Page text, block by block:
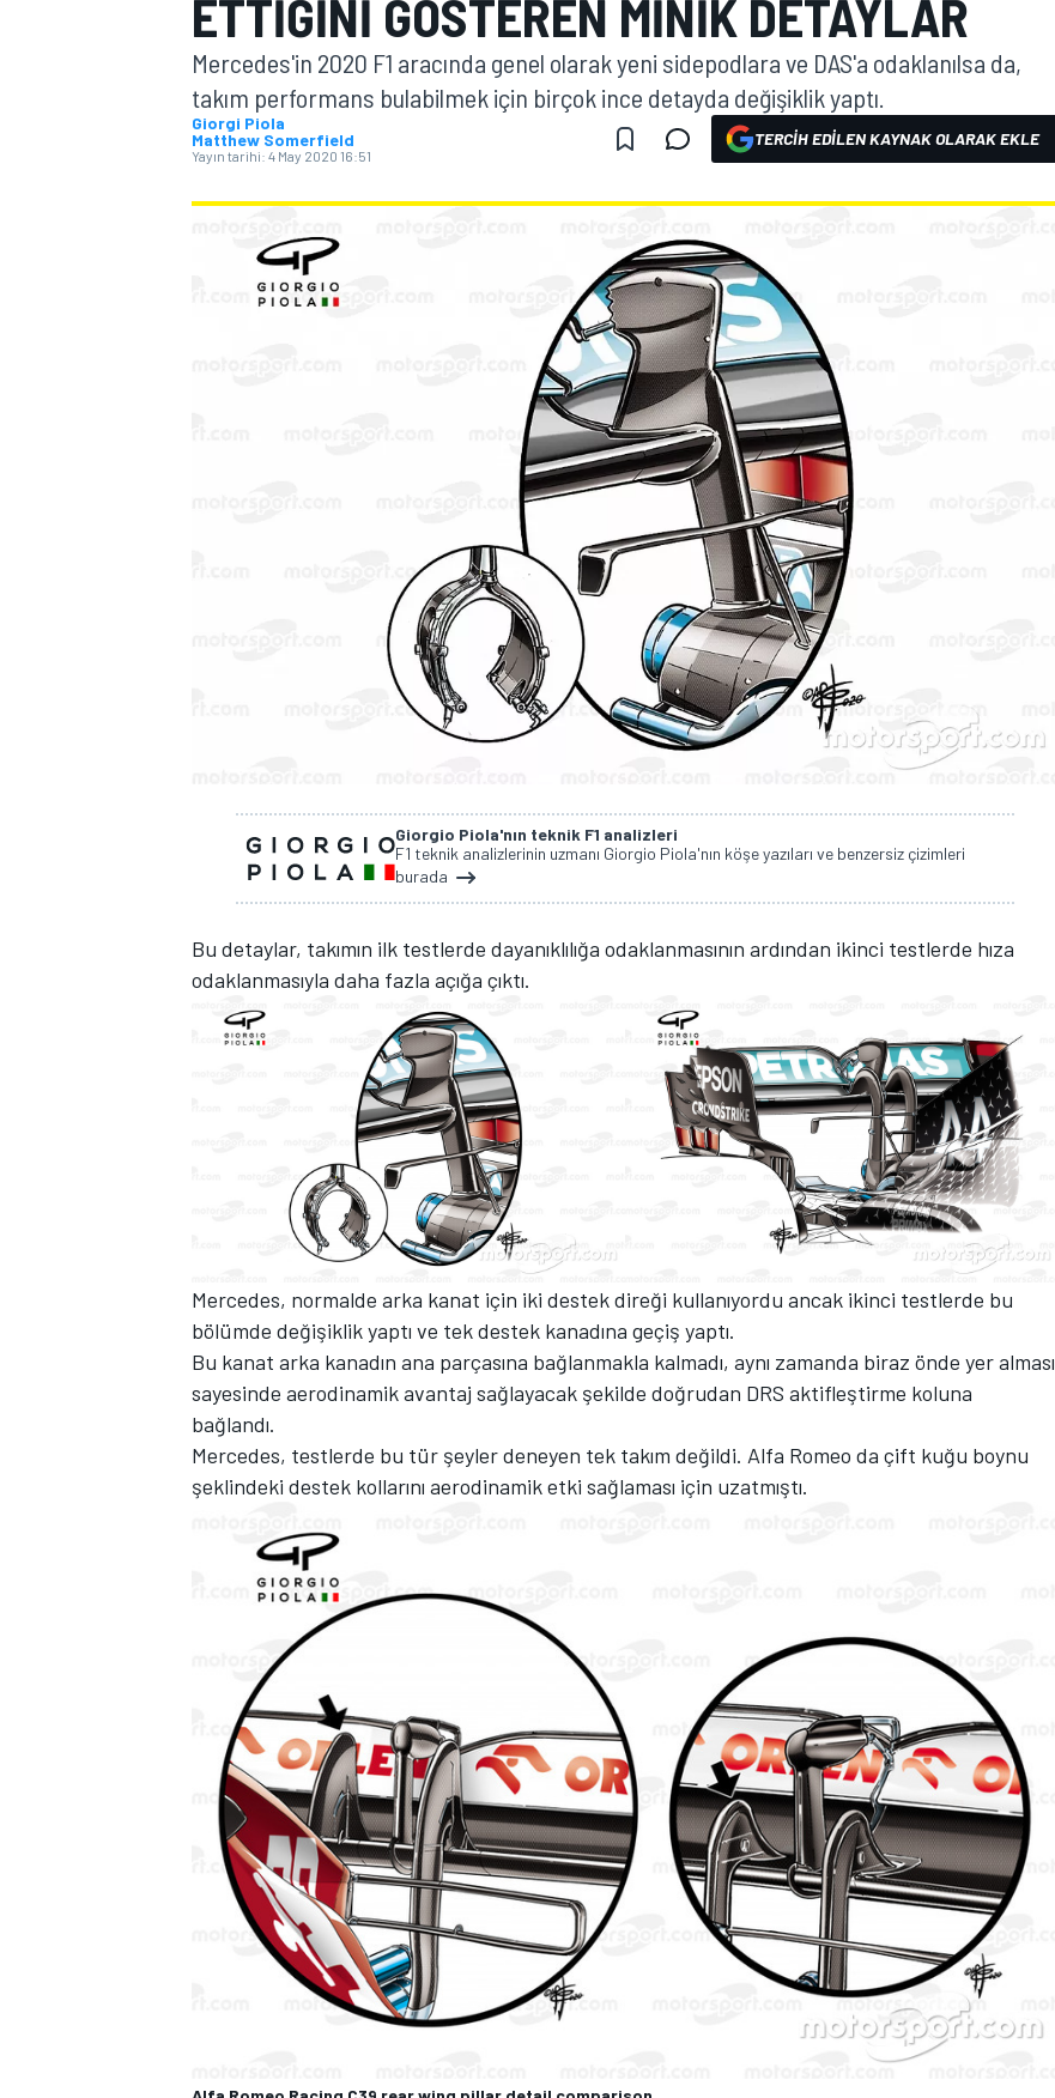
MOTOGP
TÜRK SPORCULAR
ETTIĞINI GÖSTEREN MINIK DETAYLAR
Mercedes'in 2020 F1 aracında genel olarak yeni sidepodlara ve DAS'a odaklanılsa da,
takım performans bulabilmek için birçok ince detayda değişiklik yaptı.
Giorgi Piola
Matthew Somerfield
Yayın tarihi: 4 May 2020 16:51
TERCIH EDILEN KAYNAK OLARAK EKLE
Giorgio Piola'nın teknik F1 analizleri
F1 teknik analizlerinin uzmanı Giorgio Piola'nın köşe yazıları ve benzersiz çizimleri
burada
Bu detaylar, takımın ilk testlerde dayanıklılığa odaklanmasının ardından ikinci testlerde hıza
odaklanmasıyla daha fazla açığa çıktı.
Mercedes, normalde arka kanat için iki destek direği kullanıyordu ancak ikinci testlerde bu
bölümde değişiklik yaptı ve tek destek kanadına geçiş yaptı.
Bu kanat arka kanadın ana parçasına bağlanmakla kalmadı, aynı zamanda biraz önde yer alması
sayesinde aerodinamik avantaj sağlayacak şekilde doğrudan DRS aktifleştirme koluna
bağlandı.
Mercedes, testlerde bu tür şeyler deneyen tek takım değildi. Alfa Romeo da çift kuğu boynu
şeklindeki destek kollarını aerodinamik etki sağlaması için uzatmıştı.